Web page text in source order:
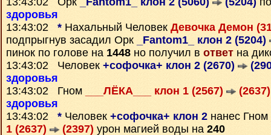
здоровья
13:43:02 * Нахальный Человек Девочка Демон
подпрыгнув засадил Орк
_Fantom1_ клон 2 (5204)
пинок по голове на 1448 но получил в ответ на
13:43:02 Человек +софочка+ клон 2 (2670)
здоровья
13:43:02 Гном
___ЛЁКА___ клон 1 (2567) (2637)
здоровья
13:43:02 * Человек +софочка+ клон 2 нанес Гном
1 (2637)
(2397) урон магией воды на 240